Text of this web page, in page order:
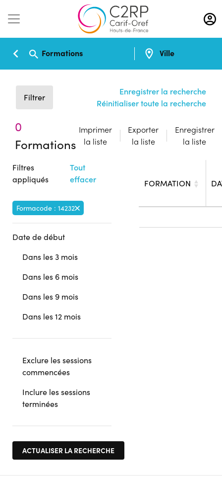
Aller
au
contenu
Formations Ville
Filtrer
Enregistrer la recherche
Réinitialiser toute la recherche
0
Formations
Imprimer
la liste
Exporter
la liste
Enregistrer
la liste
Filtres
appliqués
Tout
effacer
Formacode : 14232
Date de début
Dans les 3 mois
Dans les 6 mois
Dans les 9 mois
Dans les 12 mois
Exclure les sessions
commencées
Inclure les sessions
terminées
FORMATION